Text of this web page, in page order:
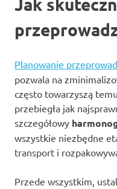
Planowanie
pozwala na
często towarzyszą
przebiegła jak
szczegółowy
wszystkie niezbędne
transport i
Przede wszystkim,